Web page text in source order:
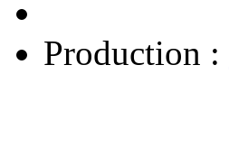
Production :